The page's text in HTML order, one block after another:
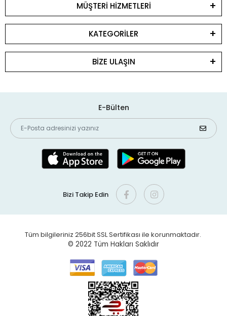
MÜŞTERİ HİZMETLERİ
KATEGORİLER
BİZE ULAŞIN
E-Bülten
Bizi Takip Edin
Tüm bilgileriniz 256bit SSL Sertifikası ile korunmaktadır.
© 2022 Tüm Hakları Saklıdır